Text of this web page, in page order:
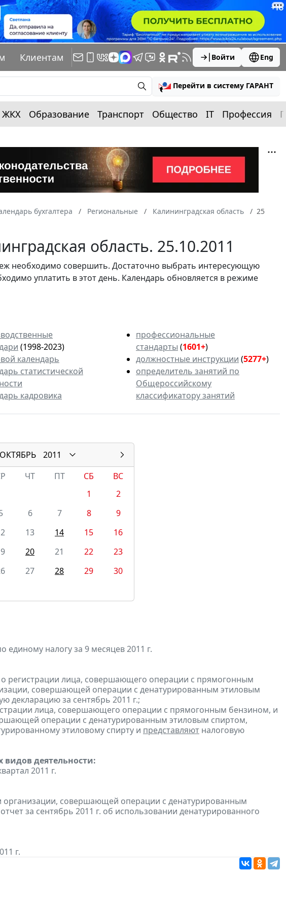
Клиентам Войти Eng
Перейти в систему ГАРАНТ
ЖКХ Образование Транспорт Общество IT Профессия
бухгалтера Региональные Калининградская область
25
область. 25.10.2011
необходимо совершить. Достаточно выбрать интересующую
уплатить в этот день. Календарь обновляется в режиме
(1998-2023)
календарь
статистической
кадровика
профессиональные
стандарты (1601+)
должностные инструкции (5277+)
определитель занятий по
Общероссийскому
классификатору занятий
ОКТЯБРЬ
2011
ЧТ ПТ СБ
ВС
1
2
6 7 8
9
13 14 15
16
20 21 22
23
27 28 29
30
единому налогу за 9 месяцев 2011 г.
регистрации лица, совершающего операции с прямогонным
совершающей операции с денатурированным этиловым
декларацию за сентябрь 2011 г.;
лица, совершающего операции с прямогонным бензином, и
операции с денатурированным этиловым спиртом,
этиловому спирту и представляют налоговую
деятельности:
2011 г.
организации, совершающей операции с денатурированным
за сентябрь 2011 г. об использовании денатурированного
г.